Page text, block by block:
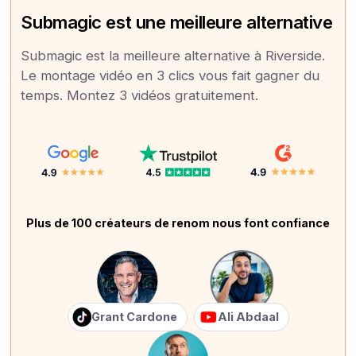
Submagic est une meilleure alternative
Submagic est la meilleure alternative à Riverside.
Le montage vidéo en 3 clics vous fait gagner du
temps. Montez 3 vidéos gratuitement.
Plus de 100 créateurs de renom nous font confiance
Grant Cardone Ali Abdaal